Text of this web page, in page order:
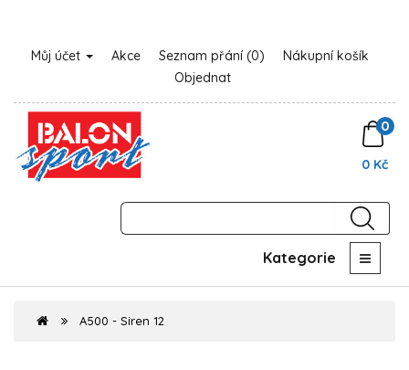
Můj účet Akce Seznam přání (0)
Nákupní košík
Objednat
0
0 Kč
Kategorie
A500 - Siren 12